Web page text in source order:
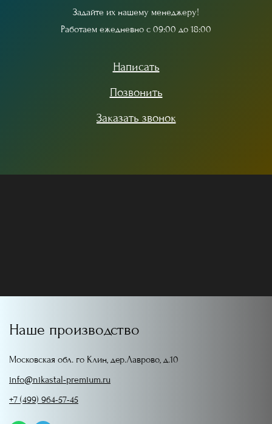
Задайте их нашему менеджеру!
Работаем ежедневно с 09:00 до 18:00
Написать
Позвонить
Заказать звонок
Наше производство
Московская обл. го Клин, дер.Лаврово, д.10
info@nikastal-premium.ru
+7 (499) 964-57-45